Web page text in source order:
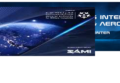
مالي.
مع تصاعد حدة
الحرب الجوية
الروسية في
مالي رُصدت
طائرة أوريون